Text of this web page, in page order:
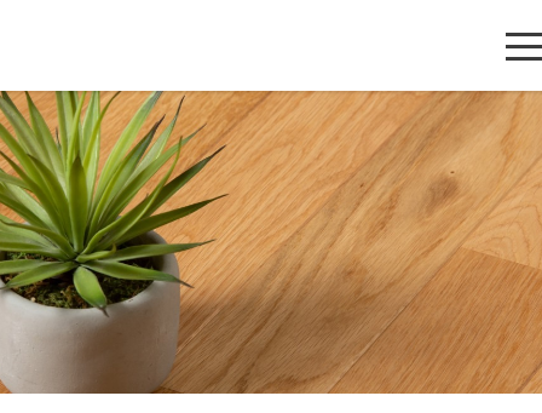
PANNEAU
PANNEAU
PARQUET
BOIS DE